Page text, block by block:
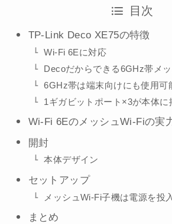
目次
TP-Link Deco XE75の特徴
Wi-Fi 6Eに対応
Decoだからできる6GHz帯メ
6GHz帯は端末向けにも使用可
1ギガビットポート×3が本体に
Wi-Fi 6EのメッシュWi-Fiの実
開封
本体デザイン
セットアップ
メッシュWi-Fi子機は電源を投
まとめ